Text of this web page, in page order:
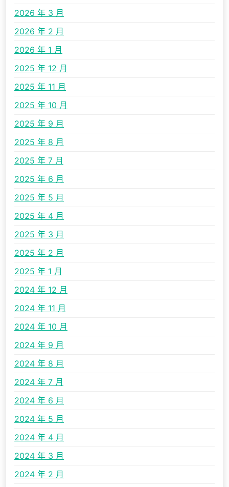
2026 年 3 月
2026 年 2 月
2026 年 1 月
2025 年 12 月
2025 年 11 月
2025 年 10 月
2025 年 9 月
2025 年 8 月
2025 年 7 月
2025 年 6 月
2025 年 5 月
2025 年 4 月
2025 年 3 月
2025 年 2 月
2025 年 1 月
2024 年 12 月
2024 年 11 月
2024 年 10 月
2024 年 9 月
2024 年 8 月
2024 年 7 月
2024 年 6 月
2024 年 5 月
2024 年 4 月
2024 年 3 月
2024 年 2 月